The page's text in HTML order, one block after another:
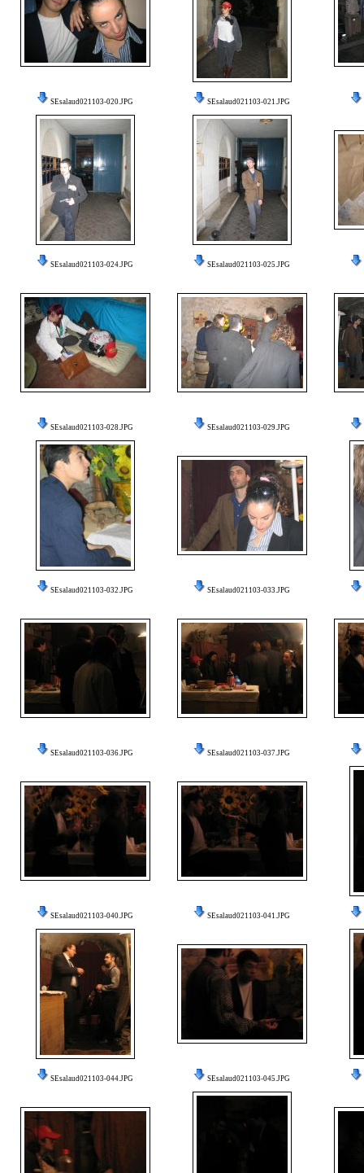
SEsalaud021103-020.JPG SEsalaud021103-021.JPG
SEsalaud021103-024.JPG SEsalaud021103-025.JPG
SEsalaud021103-028.JPG SEsalaud021103-029.JPG
SEsalaud021103-032.JPG SEsalaud021103-033.JPG
SEsalaud021103-036.JPG SEsalaud021103-037.JPG
SEsalaud021103-040.JPG SEsalaud021103-041.JPG
SEsalaud021103-044.JPG SEsalaud021103-045.JPG